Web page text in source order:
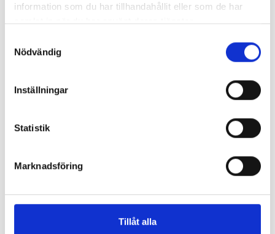
information som du har tillhandahållit eller som de har
samlat in när du har använt deras tjänster.
Nödvändig
Inställningar
Statistik
Marknadsföring
Tillåt alla